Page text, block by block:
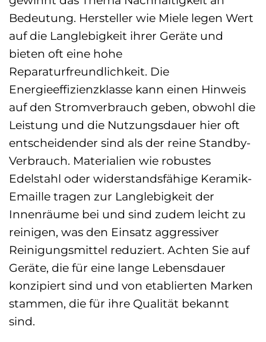
Bedeutung. Hersteller wie Miele legen Wert
auf die Langlebigkeit ihrer Geräte und
bieten oft eine hohe
Reparaturfreundlichkeit. Die
Energieeffizienzklasse kann einen Hinweis
auf den Stromverbrauch geben, obwohl die
Leistung und die Nutzungsdauer hier oft
entscheidender sind als der reine Standby-
Verbrauch. Materialien wie robustes
Edelstahl oder widerstandsfähige Keramik-
Emaille tragen zur Langlebigkeit der
Innenräume bei und sind zudem leicht zu
reinigen, was den Einsatz aggressiver
Reinigungsmittel reduziert. Achten Sie auf
Geräte, die für eine lange Lebensdauer
konzipiert sind und von etablierten Marken
stammen, die für ihre Qualität bekannt
sind.